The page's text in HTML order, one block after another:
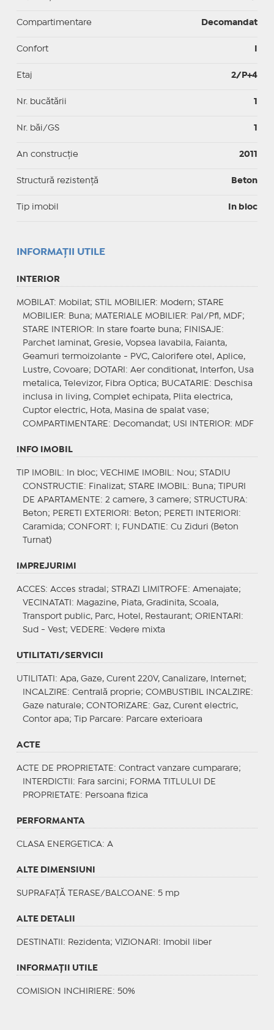
Compartimentare Decomandat
Confort
Etaj 2/P+4
Nr. bucătării 1
Nr. băi/GS 1
An construcție 2011
Structură rezistență Beton
Tip imobil In bloc
INFORMAŢII UTILE
INTERIOR
MOBILAT : Mobilat; STIL MOBILIER: Modern; STARE
MOBILIER: Buna; MATERIALE MOBILIER: Pal/Pfl, MDF;
STARE INTERIOR: In stare foarte buna; FINISAJE :
Parchet laminat, Gresie, Vopsea lavabila, Faianta,
Geamuri termoizolante - PVC, Calorifere otel, Aplice,
Lustre, Covoare;
DOTARI : Aer conditionat, Interfon, Usa
metalica, Televizor, Fibra Optica; BUCATARIE : Deschisa
inclusa in living, Complet echipata, Plita electrica,
Cuptor electric, Hota, Masina de spalat vase;
COMPARTIMENTARE : Decomandat; USI INTERIOR: MDF
INFO IMOBIL
TIP IMOBIL : In bloc; VECHIME IMOBIL : Nou; STADIU
CONSTRUCTIE : Finalizat; STARE IMOBIL : Buna;
TIPURI
DE APARTAMENTE : 2 camere, 3 camere; STRUCTURA:
Beton; PERETI EXTERIORI : Beton; PERETI INTERIORI :
Caramida; CONFORT : I; FUNDATIE : Cu Ziduri (Beton
Turnat)
IMPREJURIMI
ACCES: Acces stradal; STRAZI LIMITROFE : Amenajate;
VECINATATI : Magazine, Piata, Gradinita, Scoala,
Transport public, Parc, Hotel, Restaurant; ORIENTARI :
Sud - Vest; VEDERE : Vedere mixta
UTILITATI/SERVICII
UTILITATI : Apa, Gaze, Curent 220V, Canalizare, Internet;
INCALZIRE : Centrală proprie; COMBUSTIBIL INCALZIRE :
Gaze naturale; CONTORIZARE : Gaz, Curent electric,
Contor apa;
Tip Parcare: Parcare exterioara
ACTE
ACTE DE PROPRIETATE : Contract vanzare cumparare;
INTERDICTII : Fara sarcini; FORMA TITLULUI DE
PROPRIETATE : Persoana fizica
PERFORMANTA
CLASA ENERGETICA: A
ALTE DIMENSIUNI
SUPRAFAȚĂ TERASE/BALCOANE: 5 mp
ALTE DETALII
DESTINATII : Rezidenta; VIZIONARI : Imobil liber
INFORMAŢII UTILE
COMISION INCHIRIERE: 50%